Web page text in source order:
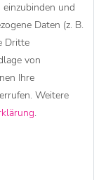
€
und
Daten (z. B.
Dritte
von
Ihre
Weitere
.